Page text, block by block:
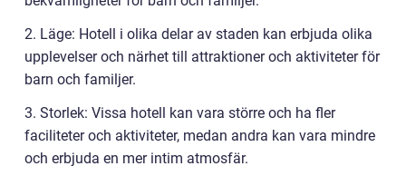
2. Läge: Hotell i olika delar av staden kan erbjuda olika
upplevelser och närhet till attraktioner och aktiviteter för
barn och familjer.
3. Storlek: Vissa hotell kan vara större och ha fler
faciliteter och aktiviteter, medan andra kan vara mindre
och erbjuda en mer intim atmosfär.